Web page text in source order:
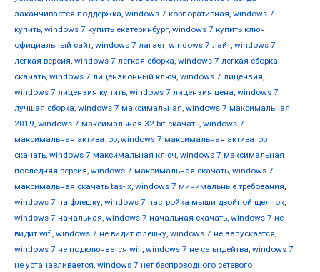
заканчивается поддержка, windows 7 корпоративная, windows 7
купить, windows 7 купить екатеринбург, windows 7 купить ключ
официальный сайт, windows 7 лагает, windows 7 лайт, windows 7
легкая версия, windows 7 легкая сборка, windows 7 легкая сборка
скачать, windows 7 лицензионный ключ, windows 7 лицензия,
windows 7 лицензия купить, windows 7 лицензия цена, windows 7
лучшая сборка, windows 7 максимальная, windows 7 максимальная
2019, windows 7 максимальная 32 bit скачать, windows 7
максимальная активатор, windows 7 максимальная активатор
скачать, windows 7 максимальная ключ, windows 7 максимальная
последняя версия, windows 7 максимальная скачать, windows 7
максимальная скачать tas-ix, windows 7 минимальные требования,
windows 7 на флешку, windows 7 настройка мыши двойной щелчок,
windows 7 начальная, windows 7 начальная скачать, windows 7 не
видит wifi, windows 7 не видит флешку, windows 7 не запускается,
windows 7 не подключается wifi, windows 7 не се ъпдейтва, windows 7
не устанавливается, windows 7 нет беспроводного сетевого